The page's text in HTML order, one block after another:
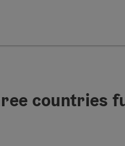
countries